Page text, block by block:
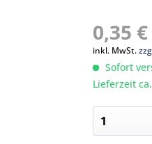
0,35
inkl. MwSt.
Sofort
Lieferzeit